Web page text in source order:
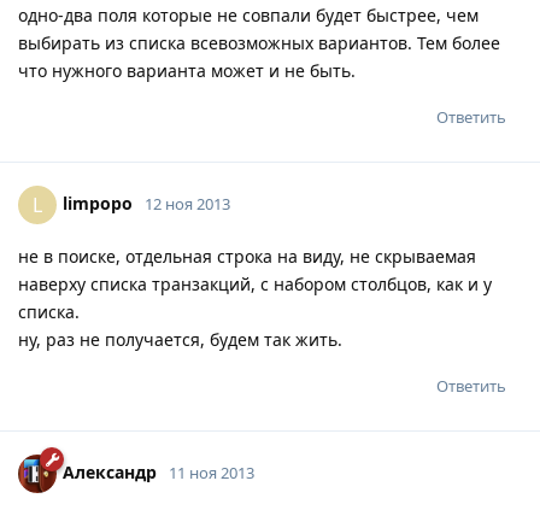
одно-два поля которые не совпали будет быстрее, чем
выбирать из списка всевозможных вариантов. Тем более
что нужного варианта может и не быть.
Ответить
L limpopo 12 ноя 2013
не в поиске, отдельная строка на виду, не скрываемая
наверху списка транзакций, с набором столбцов, как и у
списка.
ну, раз не получается, будем так жить.
Ответить
Александр 11 ноя 2013